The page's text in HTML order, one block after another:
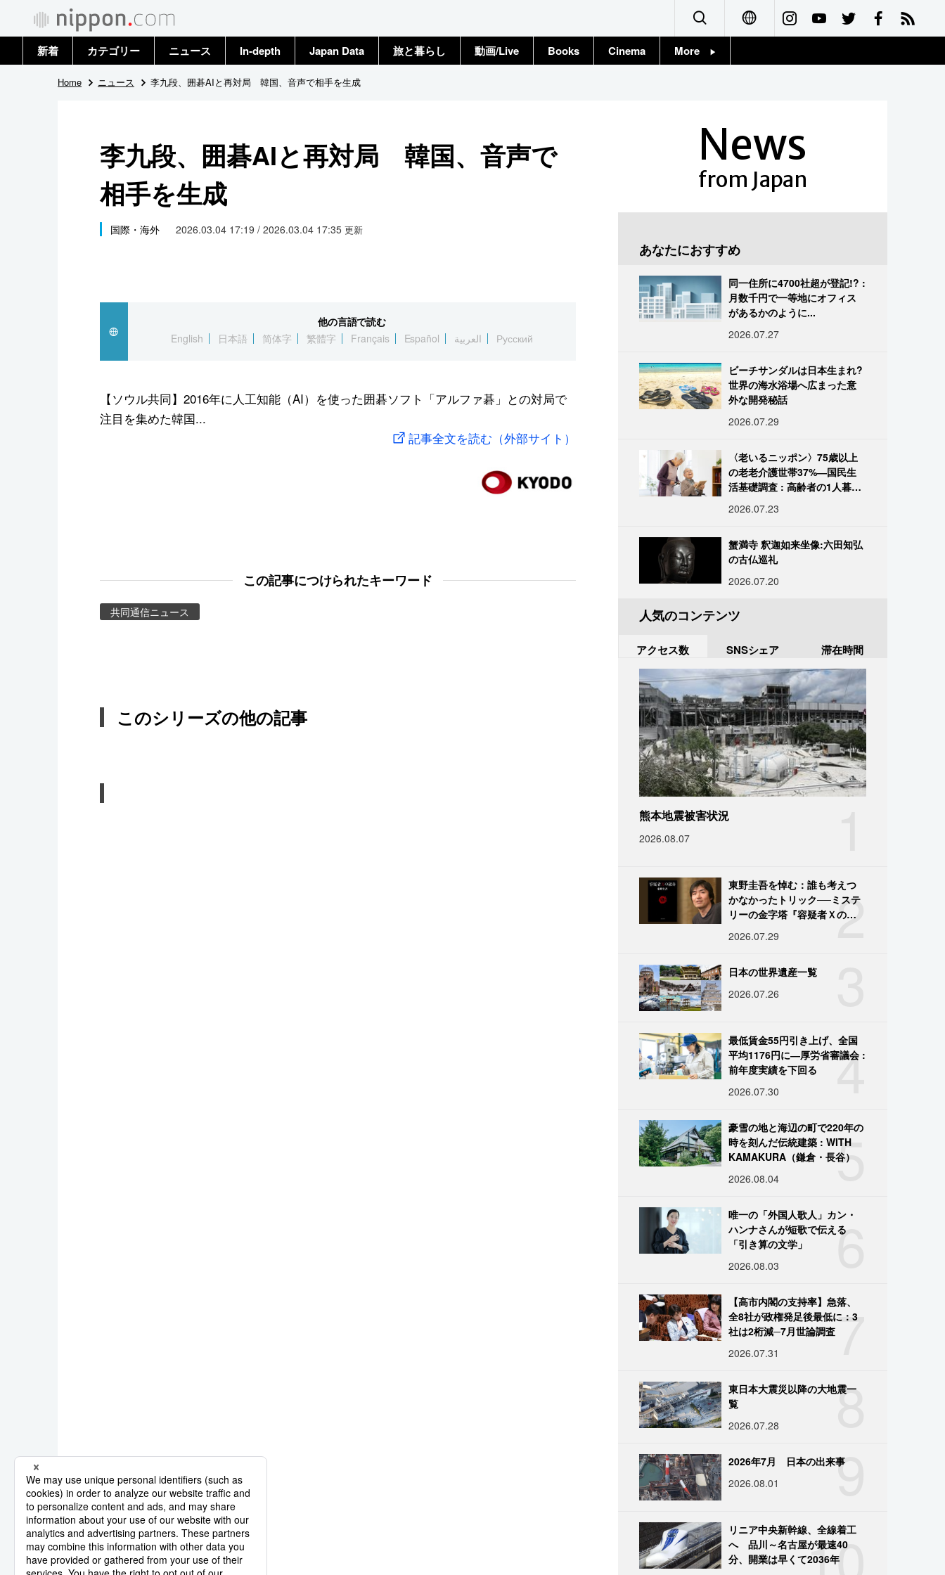
Français
新着 カテゴリー
政治・外交
国際
社会
文化
スポーツ・東京2020
ニュース
トップ
In-depth Japan Data 旅と暮らし 動画/Live Books Cinema More
Home ニュース 李九段、囲碁AIと再対局 韓国、音声で相手を生成
李九段、囲碁AIと再対局 韓国、音声で
相手を生成
国際・海外 2026.03.04 17:19 / 2026.03.04 17:35 更新
他の言語で読む
English
日本語 简体字 繁體字 Français Español العربية Русский
【ソウル共同】2016年に人工知能（AI）を使った囲碁ソフト「アルファ碁」との対局で
注目を集めた韓国...
記事全文を読む（外部サイト）
この記事につけられたキーワード
共同通信ニュース
このシリーズの他の記事
News
from Japan
あなたにおすすめ
同一住所に4700社超が登記!? :
月数千円で一等地にオフィス
があるかのように...
2026.07.27
ビーチサンダルは日本生まれ?
世界の海水浴場へ広まった意
外な開発秘話
2026.07.29
〈老いるニッポン〉75歳以上
の老老介護世帯37%―国民生
活基礎調査 : 高齢者の1人暮ら
2026.07.23
蟹満寺 釈迦如来坐像:六田知弘
の古仏巡礼
2026.07.20
人気のコンテンツ
アクセス数 SNSシェア 滞在時間
熊本地震被害状況
2026.08.07
2
東野圭吾を悼む：誰も考えつ
かなかったトリック──ミステ
リーの金字塔『容疑者Ｘの献
2026.07.29
日本の世界遺産一覧
2026.07.26
4
最低賃金55円引き上げ、全国
平均1176円に―厚労省審議会 :
前年度実績を下回る
2026.07.30
5
豪雪の地と海辺の町で220年の
時を刻んだ伝統建築 : WITH
KAMAKURA（鎌倉・長谷）
2026.08.04
6
唯一の「外国人歌人」カン・
ハンナさんが短歌で伝える
「引き算の文学」
2026.08.03
7
【高市内閣の支持率】急落、
全8社が政権発足後最低に：3
社は2桁減─7月世論調査
2026.07.31
8
東日本大震災以降の大地震一
覧
2026.07.28
9
2026年7月 日本の出来事
2026.08.01
10
リニア中央新幹線、全線着工
へ 品川～名古屋が最速40
分、開業は早くて2036年